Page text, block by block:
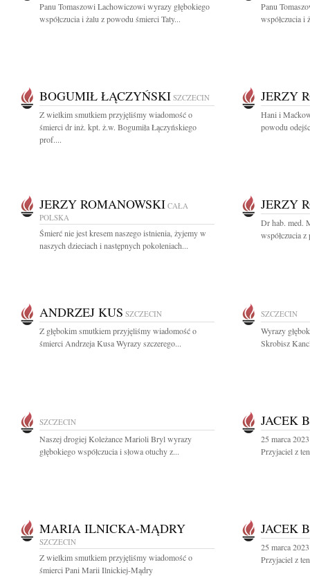
Panu Tomaszowi Lachowiczowi wyrazy głębokiego
współczucia i żalu z powodu śmierci Taty...
Panu
współczucia i
BOGUMIŁ ŁĄCZYŃSKI SZCZECIN
Z wielkim smutkiem przyjęliśmy wiadomość o
śmierci dr inż. kpt. ż.w. Bogumiła Łączyńskiego
prof....
JERZY
Hani i
powodu
JERZY ROMANOWSKI CAŁA
POLSKA
Śmierć nie jest kresem naszego istnienia, żyjemy w
naszych dzieciach i następnych pokoleniach...
JERZY
Dr hab. med.
współczucia
ANDRZEJ KUS SZCZECIN
Z głębokim smutkiem przyjęliśmy wiadomość o
śmierci Andrzeja Kusa Wyrazy szczerego...
SZCZECIN
Wyrazy
Skrobisz
SZCZECIN
Naszej drogiej Koleżance Marioli Bryl wyrazy
głębokiego współczucia i słowa otuchy z...
JACEK
25 marca
Przyjaciel z
MARIA ILNICKA-MĄDRY
SZCZECIN
Z wielkim smutkiem przyjęliśmy wiadomość o
śmierci Pani Marii Ilnickiej-Mądry
JACEK
25 marca
Przyjaciel z